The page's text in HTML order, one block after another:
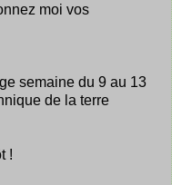
moi vos
semaine du 9 au 13
de la terre
!